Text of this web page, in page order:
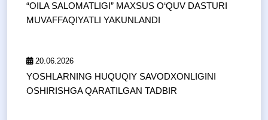
“OILA SALOMATLIGI” MAXSUS O‘QUV DASTURI
MUVAFFAQIYATLI YAKUNLANDI
20.06.2026
YOSHLARNING HUQUQIY SAVODXONLIGINI
OSHIRISHGA QARATILGAN TADBIR